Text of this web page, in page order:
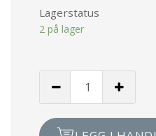
Lagerstatus
2 på lager
Cups